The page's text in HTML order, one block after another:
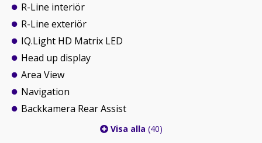
R-Line interiör
R-Line exteriör
IQ.Light HD Matrix LED
Head up display
Area View
Navigation
Backkamera Rear Assist
Visa alla (40)